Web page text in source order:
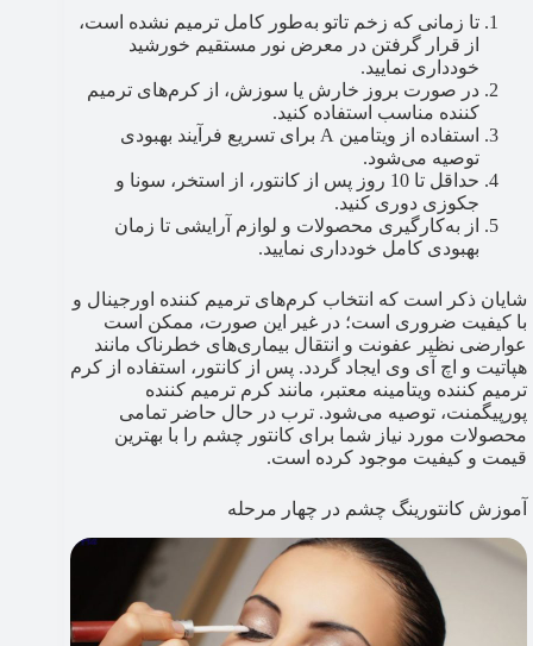
تا زمانی که زخم تاتو به‌طور کامل ترمیم نشده است،
از قرار گرفتن در معرض نور مستقیم خورشید
خودداری نمایید.
در صورت بروز خارش یا سوزش، از کرم‌های ترمیم
کننده مناسب استفاده کنید.
استفاده از ویتامین A برای تسریع فرآیند بهبودی
توصیه می‌شود.
حداقل تا 10 روز پس از کانتور، از استخر، سونا و
جکوزی دوری کنید.
از به‌کارگیری محصولات و لوازم آرایشی تا زمان
بهبودی کامل خودداری نمایید.
شایان ذکر است که انتخاب کرم‌های ترمیم کننده اورجینال و
با کیفیت ضروری است؛ در غیر این صورت، ممکن است
عوارضی نظیر عفونت و انتقال بیماری‌های خطرناک مانند
هپاتیت و اچ آی وی ایجاد گردد. پس از کانتور، استفاده از کرم
ترمیم کننده ویتامینه معتبر، مانند کرم ترمیم کننده
پورپیگمنت، توصیه می‌شود. ترب در حال حاضر تمامی
محصولات مورد نیاز شما برای کانتور چشم را با بهترین
قیمت و کیفیت موجود کرده است.
آموزش کانتورینگ چشم در چهار مرحله